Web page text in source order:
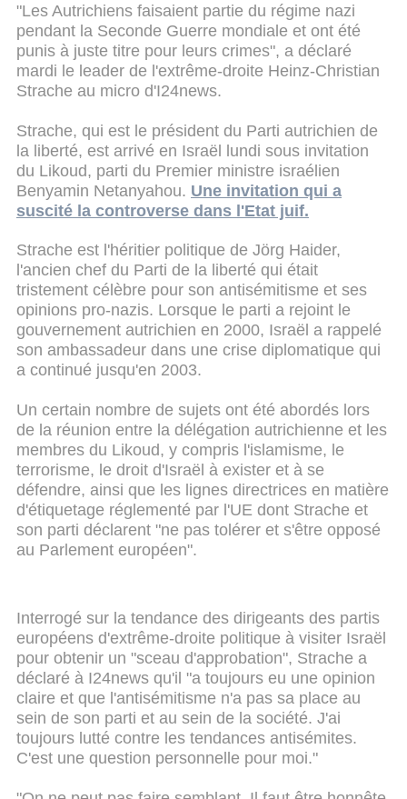
"Les Autrichiens faisaient partie du régime nazi
pendant la Seconde Guerre mondiale et ont été
punis à juste titre pour leurs crimes", a déclaré
mardi le leader de l'extrême-droite Heinz-Christian
Strache au micro d'I24news.
Strache, qui est le président du Parti autrichien de
la liberté, est arrivé en Israël lundi sous invitation
du Likoud, parti du Premier ministre israélien
Benyamin Netanyahou. Une invitation qui a
suscité la controverse dans l'Etat juif.
Strache est l'héritier politique de Jörg Haider,
l'ancien chef du Parti de la liberté qui était
tristement célèbre pour son antisémitisme et ses
opinions pro-nazis. Lorsque le parti a rejoint le
gouvernement autrichien en 2000, Israël a rappelé
son ambassadeur dans une crise diplomatique qui
a continué jusqu'en 2003.
Un certain nombre de sujets ont été abordés lors
de la réunion entre la délégation autrichienne et les
membres du Likoud, y compris l'islamisme, le
terrorisme, le droit d'Israël à exister et à se
défendre, ainsi que les lignes directrices en matière
d'étiquetage réglementé par l'UE dont Strache et
son parti déclarent "ne pas tolérer et s'être opposé
au Parlement européen".
Interrogé sur la tendance des dirigeants des partis
européens d'extrême-droite politique à visiter Israël
pour obtenir un "sceau d'approbation", Strache a
déclaré à I24news qu'il "a toujours eu une opinion
claire et que l'antisémitisme n'a pas sa place au
sein de son parti et au sein de la société. J'ai
toujours lutté contre les tendances antisémites.
C'est une question personnelle pour moi."